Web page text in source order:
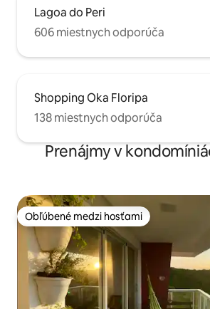
Lagoa do Peri
606 miestnych odporúča
Shopping Oka Floripa
138 miestnych odporúča
Prenájmy v
Obľúbené medzi hosťami
Obľúbené medzi hosťami